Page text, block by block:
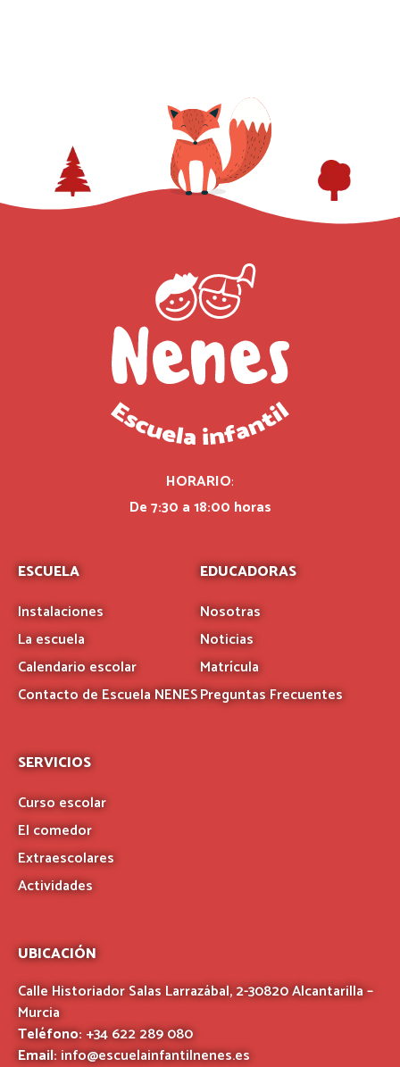
HORARIO:
De 7:30 a 18:00 horas
ESCUELA
Instalaciones
La escuela
Calendario escolar
Contacto de Escuela NENES
EDUCADORAS
Nosotras
Noticias
Matrícula
Preguntas Frecuentes
SERVICIOS
Curso escolar
El comedor
Extraescolares
Actividades
UBICACIÓN
Calle Historiador Salas Larrazábal, 2-30820 Alcantarilla –
Murcia
Teléfono:+34 622 289 080
Email:info@escuelainfantilnenes.es